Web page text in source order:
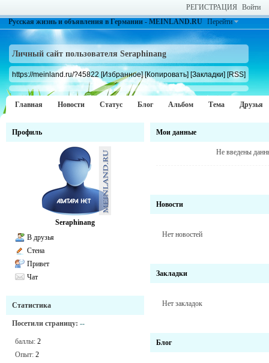
РЕГИСТРАЦИЯ Войти
Русская жизнь и объявления в Германии - MEINLAND.RU Перейти
Личный сайт пользователя Seraphinang
https://meinland.ru/?45822 [Избранное] [Копировать] [Закладки] [RSS]
Главная Новости Статус Блог Альбом Тема Друзья
Профиль
Seraphinang
В друзья
Стена
Привет
Чат
Статистика
Посетили страницу: --
баллы: 2
Опыт: 2
Мои данные
Не введены
Новости
Нет новостей
Закладки
Нет закладок
Блог